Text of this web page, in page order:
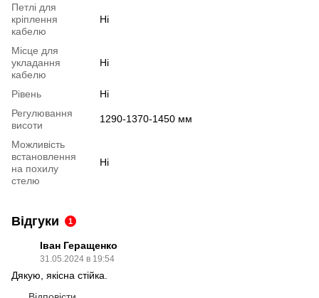
Петлі для
кріплення
кабелю
Ні
Місце для
укладання
кабелю
Ні
Рівень
Ні
Регулювання
висоти
1290-1370-1450 мм
Можливість
встановлення
на похилу
стелю
Ні
Відгуки 1
Іван Геращенко
31.05.2024 в 19:54
Дякую, якісна стійка.